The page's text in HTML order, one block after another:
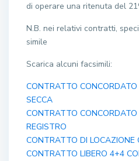
di operare una ritenuta del
N.B. nei relativi contratti,
simile
Scarica alcuni facsimili:
CONTRATTO
SECCA
CONTRATTO
REGISTRO
CONTRATTO DI LOCAZIONE
CONTRATTO LIBERO 4+4